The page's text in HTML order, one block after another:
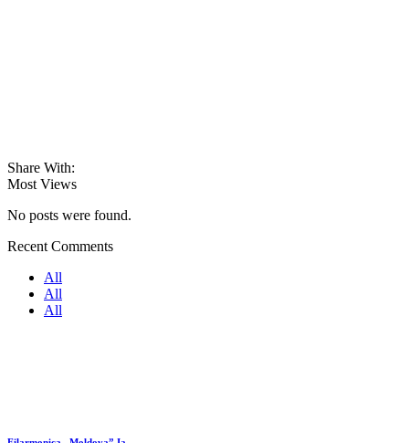
Share With:
Most Views
No posts were found.
Recent Comments
All
All
All